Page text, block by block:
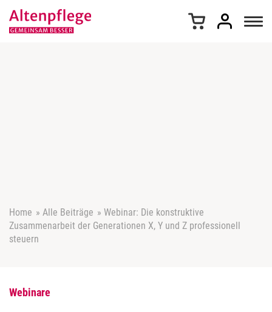
Home » Alle Beiträge » Webinar: Die konstruktive
Zusammenarbeit der Generationen X, Y und Z professionell
steuern
Webinare